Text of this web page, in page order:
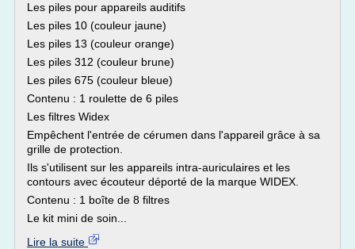
Les piles pour appareils auditifs
Les piles 10 (couleur jaune)
Les piles 13 (couleur orange)
Les piles 312 (couleur brune)
Les piles 675 (couleur bleue)
Contenu : 1 roulette de 6 piles
Les filtres Widex
Empêchent l'entrée de cérumen dans l'appareil grâce à sa
grille de protection.
Ils s'utilisent sur les appareils intra-auriculaires et les
contours avec écouteur déporté de la marque WIDEX.
Contenu : 1 boîte de 8 filtres
Le kit mini de soin...
Lire la suite